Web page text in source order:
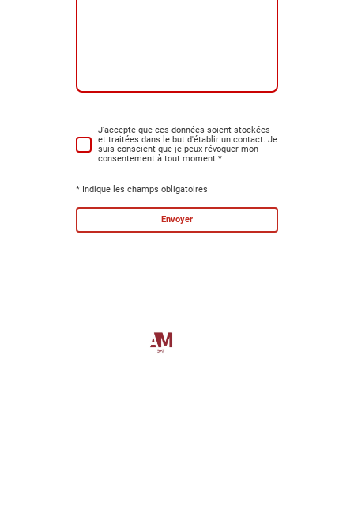
J'accepte que ces données soient stockées
et traitées dans le but d'établir un contact. Je
suis conscient que je peux révoquer mon
consentement à tout moment.*
* Indique les champs obligatoires
Envoyer